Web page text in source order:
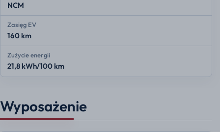
NCM
Zasięg EV
160 km
Zużycie energii
21,8 kWh/100 km
Wyposażenie